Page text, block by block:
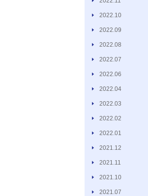
2022.10
2022.09
2022.08
2022.07
2022.06
2022.04
2022.03
2022.02
2022.01
2021.12
2021.11
2021.10
2021.07